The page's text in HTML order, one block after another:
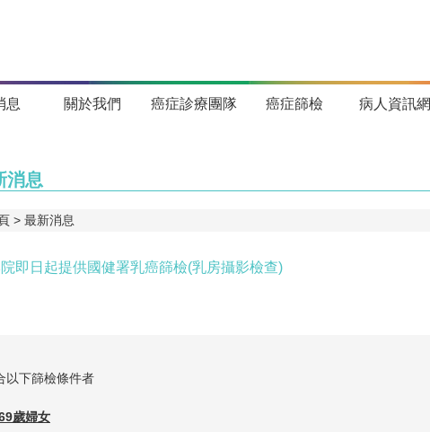
息 關於我們 癌症診療團隊 癌症篩檢 病人資訊網
消息
最新消息
即日起提供國健署乳癌篩檢(乳房攝影檢查)
以下篩檢條件者
歲婦女